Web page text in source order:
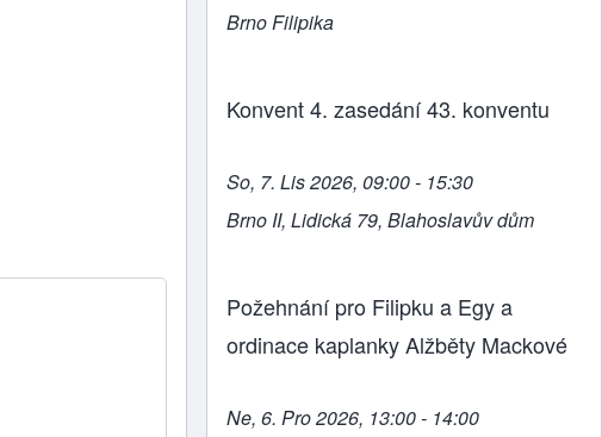
Brno Filipika
Konvent 4. zasedání 43. konventu
So, 7. Lis 2026, 09:00 - 15:30
Brno II, Lidická 79, Blahoslavův dům
Požehnání pro Filipku a Egy a
ordinace kaplanky Alžběty Mackové
Ne, 6. Pro 2026, 13:00 - 14:00